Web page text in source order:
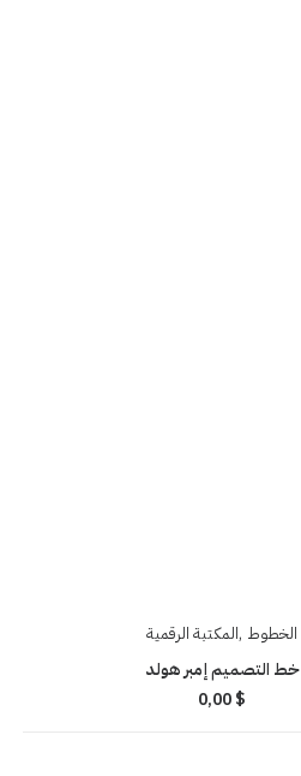
الخطوط ,المكتبة الرقمية
خط التصميم إمبر هولد
0,00$